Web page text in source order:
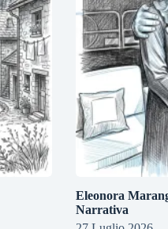
Eleonora
Narrativa